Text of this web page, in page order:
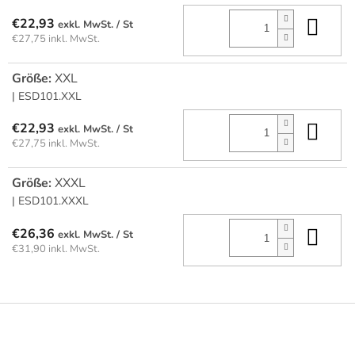
€22,93
/ St
€27,75 inkl. MwSt.
Größe: XXL
| ESD101.XXL
€22,93
/ St
€27,75 inkl. MwSt.
Größe: XXXL
| ESD101.XXXL
€26,36
/ St
€31,90 inkl. MwSt.
F